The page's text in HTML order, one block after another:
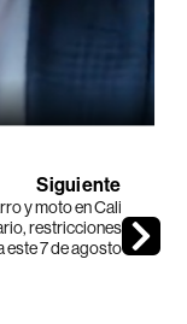
Siguiente
y moto en Cali
restricciones
este 7 de agosto